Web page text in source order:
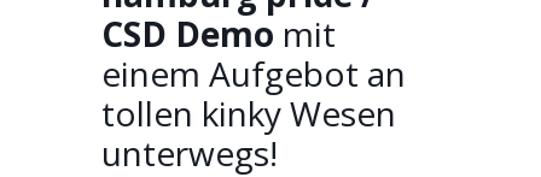
CSD Demo mit
einem Aufgebot an
tollen kinky Wesen
unterwegs!